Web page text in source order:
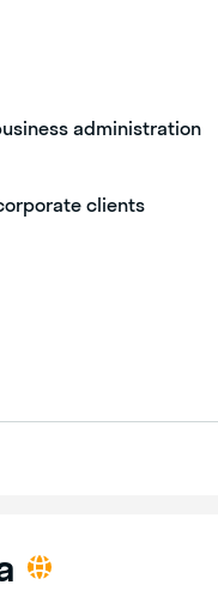
administration
clients